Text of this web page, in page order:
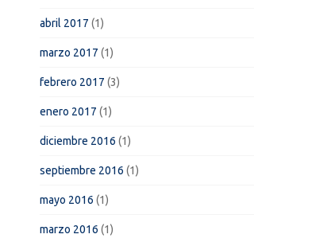
abril 2017 (1)
marzo 2017 (1)
febrero 2017 (3)
enero 2017 (1)
diciembre 2016 (1)
septiembre 2016 (1)
mayo 2016 (1)
marzo 2016 (1)